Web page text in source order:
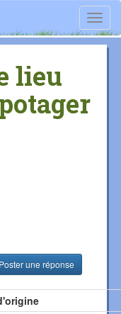
lieu
Poster une réponse